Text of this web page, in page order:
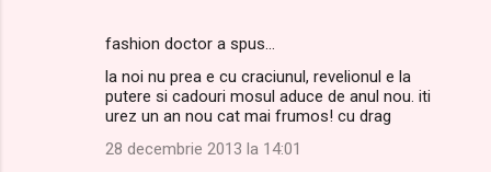
fashion doctor a spus…
la noi nu prea e cu craciunul, revelionul e la
putere si cadouri mosul aduce de anul nou. iti
urez un an nou cat mai frumos! cu drag
28 decembrie 2013 la 14:01